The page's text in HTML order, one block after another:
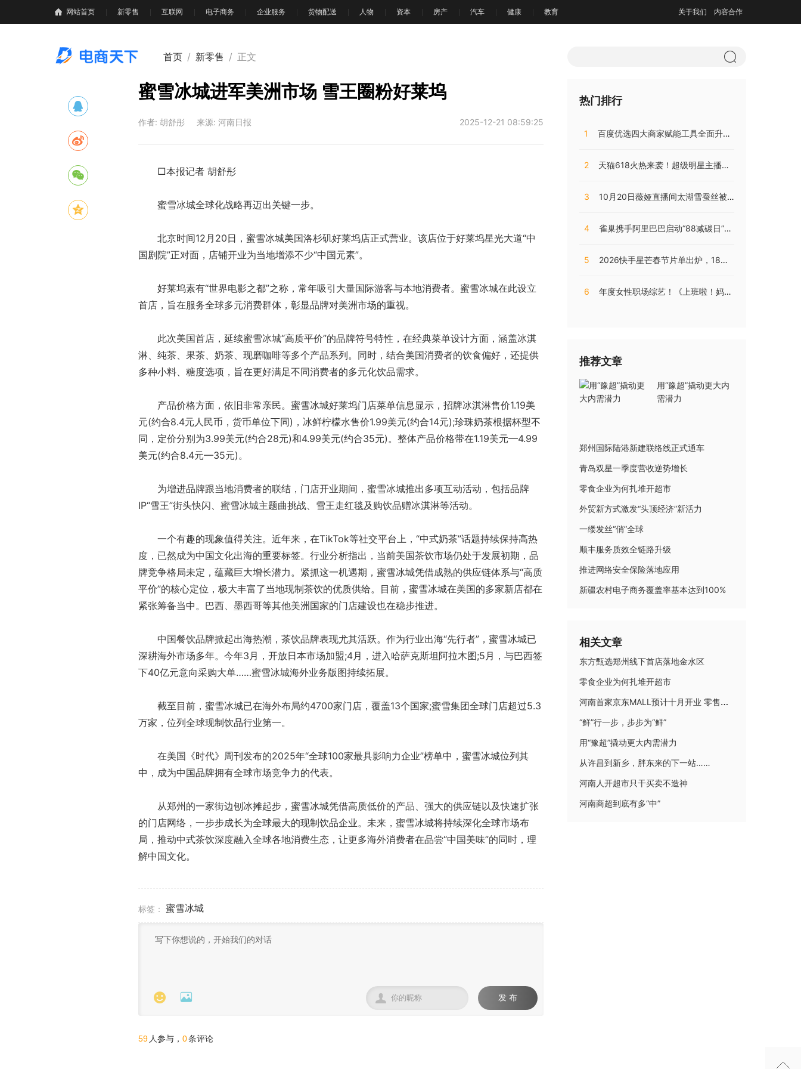
网站首页 新零售 互联网 电子商务 企业服务 货物配送 人物 资本 房产 汽车 健康 教育 关于我们 内容合作
首页 / 新零售 / 正文
蜜雪冰城进军美洲市场 雪王圈粉好莱坞
作者: 胡舒彤 来源: 河南日报 2025-12-21 08:59:25
□本报记者 胡舒彤
蜜雪冰城全球化战略再迈出关键一步。
北京时间12月20日，蜜雪冰城美国洛杉矶好莱坞店正式营业。该店位于好莱坞星光大道“中
国剧院”正对面，店铺开业为当地增添不少“中国元素”。
好莱坞素有“世界电影之都”之称，常年吸引大量国际游客与本地消费者。蜜雪冰城在此设立
首店，旨在服务全球多元消费群体，彰显品牌对美洲市场的重视。
此次美国首店，延续蜜雪冰城“高质平价”的品牌符号特性，在经典菜单设计方面，涵盖冰淇
淋、纯茶、果茶、奶茶、现磨咖啡等多个产品系列。同时，结合美国消费者的饮食偏好，还提供
多种小料、糖度选项，旨在更好满足不同消费者的多元化饮品需求。
产品价格方面，依旧非常亲民。蜜雪冰城好莱坞门店菜单信息显示，招牌冰淇淋售价1.19美
元(约合8.4元人民币，货币单位下同)，冰鲜柠檬水售价1.99美元(约合14元);珍珠奶茶根据杯型不
同，定价分别为3.99美元(约合28元)和4.99美元(约合35元)。整体产品价格带在1.19美元—4.99
美元(约合8.4元—35元)。
为增进品牌跟当地消费者的联结，门店开业期间，蜜雪冰城推出多项互动活动，包括品牌
IP“雪王”街头快闪、蜜雪冰城主题曲挑战、雪王走红毯及购饮品赠冰淇淋等活动。
一个有趣的现象值得关注。近年来，在TikTok等社交平台上，“中式奶茶”话题持续保持高热
度，已然成为中国文化出海的重要标签。行业分析指出，当前美国茶饮市场仍处于发展初期，品
牌竞争格局未定，蕴藏巨大增长潜力。紧抓这一机遇期，蜜雪冰城凭借成熟的供应链体系与“高质
平价”的核心定位，极大丰富了当地现制茶饮的优质供给。目前，蜜雪冰城在美国的多家新店都在
紧张筹备当中。巴西、墨西哥等其他美洲国家的门店建设也在稳步推进。
中国餐饮品牌掀起出海热潮，茶饮品牌表现尤其活跃。作为行业出海“先行者”，蜜雪冰城已
深耕海外市场多年。今年3月，开放日本市场加盟;4月，进入哈萨克斯坦阿拉木图;5月，与巴西签
下40亿元意向采购大单……蜜雪冰城海外业务版图持续拓展。
截至目前，蜜雪冰城已在海外布局约4700家门店，覆盖13个国家;蜜雪集团全球门店超过5.3
万家，位列全球现制饮品行业第一。
在美国《时代》周刊发布的2025年“全球100家最具影响力企业”榜单中，蜜雪冰城位列其
中，成为中国品牌拥有全球市场竞争力的代表。
从郑州的一家街边刨冰摊起步，蜜雪冰城凭借高质低价的产品、强大的供应链以及快速扩张
的门店网络，一步步成长为全球最大的现制饮品企业。未来，蜜雪冰城将持续深化全球市场布
局，推动中式茶饮深度融入全球各地消费生态，让更多海外消费者在品尝“中国美味”的同时，理
解中国文化。
标签： 蜜雪冰城
  发 布

59 人参与， 0条评论
热门排行
1 百度优选四大商家赋能工具全面升级，持续助推商家降本增效
2 天猫618火热来袭！超级明星主播阵容，共同助阵预售直播盛典
3 10月20日薇娅直播间太湖雪蚕丝被直播开售，开局大卖销量火爆!
4 雀巢携手阿里巴巴启动“88减碳日”，兴起咖啡低碳消费之风
5 2026快手星芒春节片单出炉，18部精品短剧陪伴老铁们过个戏瘾年
6 年度女性职场综艺！《上班啦！妈妈》第二季揭秘直播电商内幕
推荐文章
用“豫超”撬动更大内
需潜力
郑州国际陆港新建联络线正式通车
青岛双星一季度营收逆势增长
零食企业为何扎堆开超市
外贸新方式激发“头顶经济”新活力
一缕发丝“俏”全球
顺丰服务质效全链路升级
推进网络安全保险落地应用
新疆农村电子商务覆盖率基本达到100%
相关文章
东方甄选郑州线下首店落地金水区
零食企业为何扎堆开超市
河南首家京东MALL预计十月开业 零售新玩家激活市场新动能
“鲜”行一步，步步为“鲜”
用“豫超”撬动更大内需潜力
从许昌到新乡，胖东来的下一站……
河南人开超市只干买卖不造神
河南商超到底有多“中”